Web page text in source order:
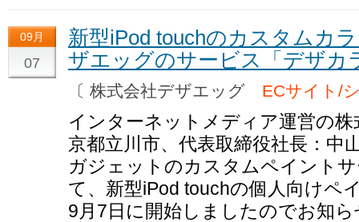
09月
07
新型iPod touchのカスタムカ
ザエッグのサービス「デザカ
〔 株式会社デザエッグ ECサイト/
インターネットメディア運営の
京都立川市、代表取締役社長：中
ガジェットのカスタムペイント
て、新型iPod touchの個人向けペ
9月7日に開始しましたのでお知